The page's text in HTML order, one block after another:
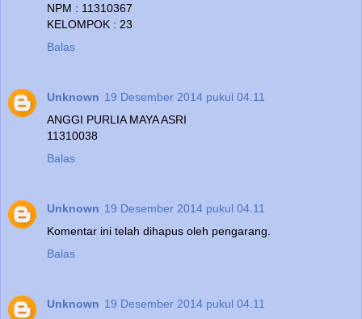
NPM : 11310367
KELOMPOK : 23
Balas
Unknown 19 Desember 2014 pukul 04.11
ANGGI PURLIA MAYA ASRI
11310038
Balas
Unknown 19 Desember 2014 pukul 04.11
Komentar ini telah dihapus oleh pengarang.
Balas
Unknown 19 Desember 2014 pukul 04.11